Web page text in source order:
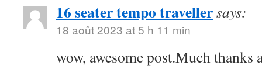
16 seater tempo travellersays:
18 août 2023 at 5 h 11 min
wow, awesome post.Much thanks